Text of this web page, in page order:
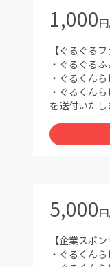
1,000
【ぐるぐるフ
・ぐるぐる
・ぐるくん
・ぐるくん
を送付いたし
5,000
【企業スポン
・ぐるくん